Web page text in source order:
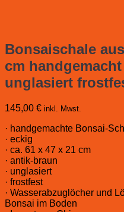
Bonsaischale
cm
unglasiert
145,00 € inkl. Mwst.
· handgemachte Bonsai-
· eckig
· ca. 61 x 47 x 21 cm
· antik-braun
· unglasiert
· frostfest
· Wasserabzuglöcher und
Bonsai im Boden